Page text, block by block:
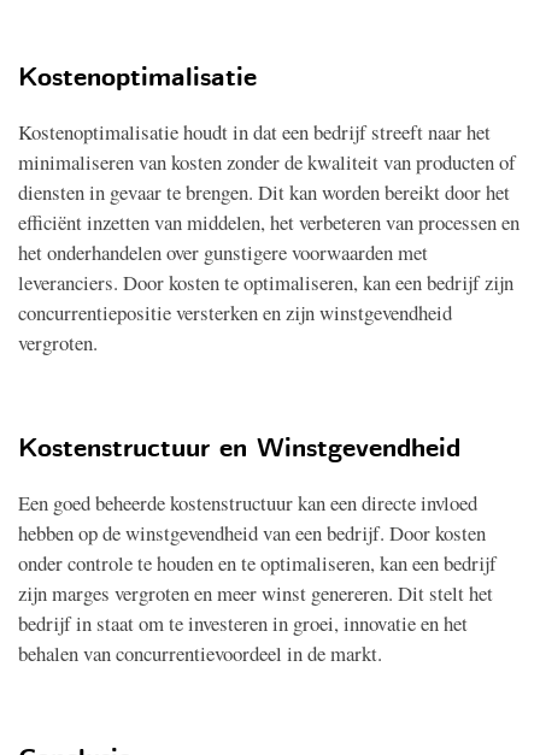
Kostenoptimalisatie
Kostenoptimalisatie houdt in dat een bedrijf streeft naar het
minimaliseren van kosten zonder de kwaliteit van producten of
diensten in gevaar te brengen. Dit kan worden bereikt door het
efficiënt inzetten van middelen, het verbeteren van processen en
het onderhandelen over gunstigere voorwaarden met
leveranciers. Door kosten te optimaliseren, kan een bedrijf zijn
concurrentiepositie versterken en zijn winstgevendheid
vergroten.
Kostenstructuur en Winstgevendheid
Een goed beheerde kostenstructuur kan een directe invloed
hebben op de winstgevendheid van een bedrijf. Door kosten
onder controle te houden en te optimaliseren, kan een bedrijf
zijn marges vergroten en meer winst genereren. Dit stelt het
bedrijf in staat om te investeren in groei, innovatie en het
behalen van concurrentievoordeel in de markt.